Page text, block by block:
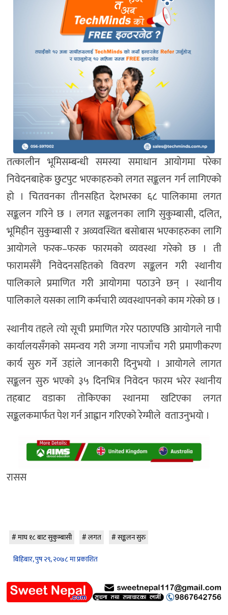
तत्कालीन भूमिसम्बन्धी समस्या समाधान आयोगमा परेका
निवेदनबाहेक छुटपुट भएकाहरुको लगत सङ्कलन गर्न लागिएको
हो । चितवनका तीनसहित देशभरका ६८ पालिकामा लगत
सङ्कलन गरिने छ । लगत सङ्कलनका लागि सुकुम्बासी, दलित,
भूमिहीन सुकुम्बासी र अव्यवस्थित बसोबास भएकाहरुका लागि
आयोगले फरक–फरक फारमको व्यवस्था गरेको छ । ती
फारामसँगै निवेदनसहितको विवरण सङ्कलन गरी स्थानीय
पालिकाले प्रमाणित गरी आयोगमा पठाउने छन् । स्थानीय
पालिकाले यसका लागि कर्मचारी व्यवस्थापनको काम गरेको छ ।
स्थानीय तहले त्यो सूची प्रमाणित गरेर पठाएपछि आयोगले नापी
कार्यालयसँगको समन्वय गरी जग्गा नापजाँच गरी प्रमाणीकरण
कार्य सुरु गर्ने उहांले जानकारी दिनुभयो । आयोगले लागत
सङ्कलन सुरु भएको ३५ दिनभित्र निवेदन फारम भरेर स्थानीय
तहबाट वडाका तोकिएका स्थानमा खटिएका लगत
सङ्कलकमार्फत पेश गर्न आह्वान गरिएको रेग्मीले वताउनुभयो ।
रासस
माघ १८ बाट सुकुम्बासी लगत
सङ्कलन सुरु
बिहिबार, पुष २९, २०७८ मा प्रकाशित